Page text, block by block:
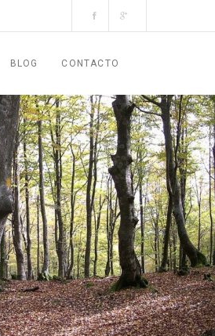
BLOG CONTACTO